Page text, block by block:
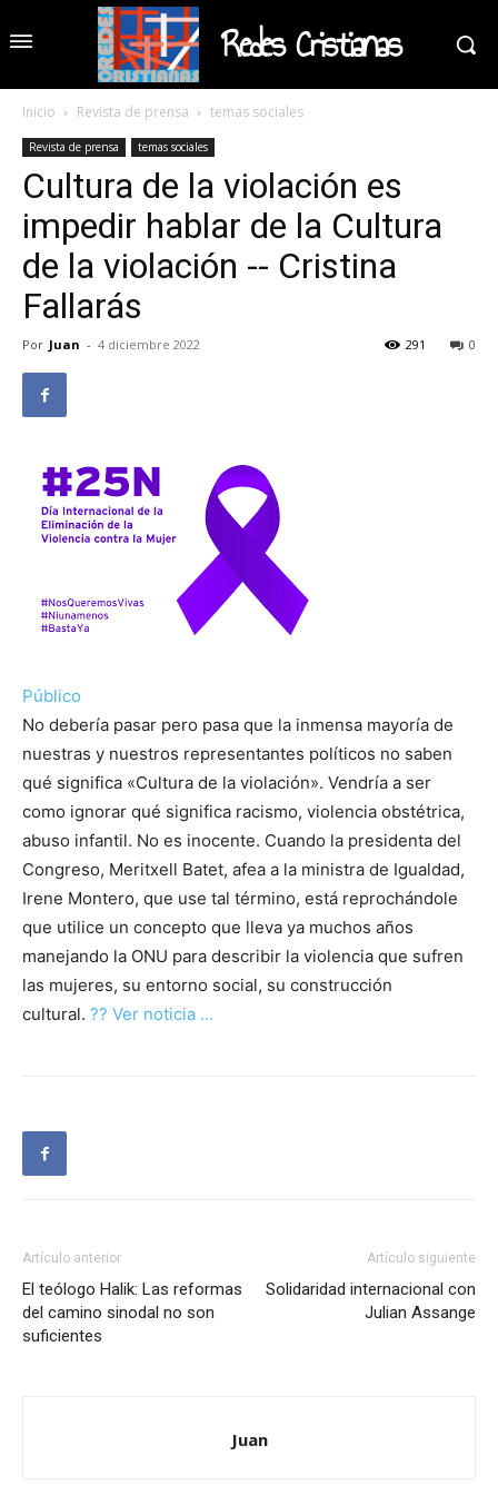
Redes Cristianas
Inicio Revista de prensa temas sociales
Revista de prensa temas sociales
Cultura de la violación es
impedir hablar de la Cultura
de la violación -- Cristina
Fallarás
Por Juan - 4 diciembre 2022 0
291
Público
No debería pasar pero pasa que la inmensa mayoría de
nuestras y nuestros representantes políticos no saben
qué significa «Cultura de la violación». Vendría a ser
como ignorar qué significa racismo, violencia obstétrica,
abuso infantil. No es inocente. Cuando la presidenta del
Congreso, Meritxell Batet, afea a la ministra de Igualdad,
Irene Montero, que use tal término, está reprochándole
que utilice un concepto que lleva ya muchos años
manejando la ONU para describir la violencia que sufren
las mujeres, su entorno social, su construcción
cultural. ?? Ver noticia …
Artículo anterior
El teólogo Halik: Las reformas
del camino sinodal no son
suficientes
Artículo siguiente
Solidaridad internacional con
Julian Assange
Juan